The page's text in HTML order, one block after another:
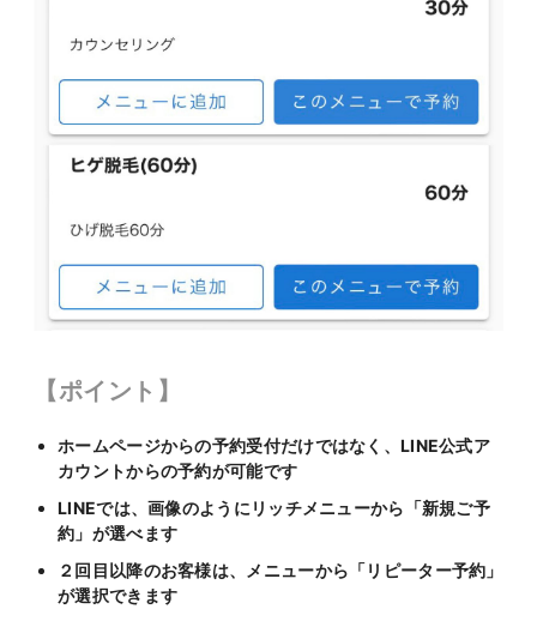
【ポイント】
ホームページからの予約受付だけではなく、LINE公式ア
カウントからの予約が可能です
LINEでは、画像のようにリッチメニューから「新規ご予
約」が選べます
２回目以降のお客様は、メニューから「リピーター予約」
が選択できます